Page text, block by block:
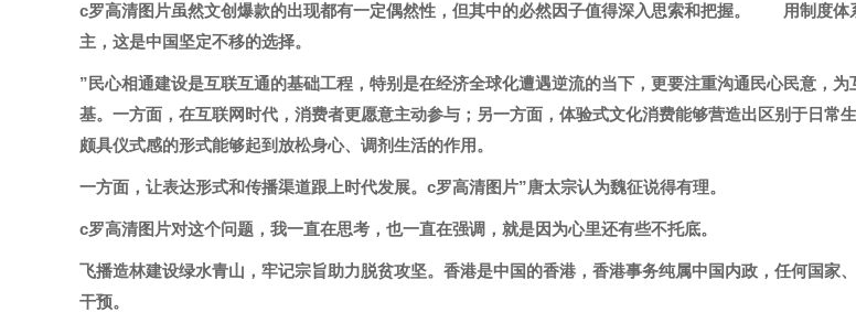
c罗高清图片虽然文创爆款的出现都有一定偶然性，但其中的必然因子值得深入思索和把握。 用制度体
主，这是中国坚定不移的选择。
”民心相通建设是互联互通的基础工程，特别是在经济全球化遭遇逆流的当下，更要注重沟通民心民意，为
基。一方面，在互联网时代，消费者更愿意主动参与；另一方面，体验式文化消费能够营造出区别于日常
颇具仪式感的形式能够起到放松身心、调剂生活的作用。
一方面，让表达形式和传播渠道跟上时代发展。c罗高清图片”唐太宗认为魏征说得有理。
c罗高清图片对这个问题，我一直在思考，也一直在强调，就是因为心里还有些不托底。
飞播造林建设绿水青山，牢记宗旨助力脱贫攻坚。香港是中国的香港，香港事务纯属中国内政，任何国家
干预。